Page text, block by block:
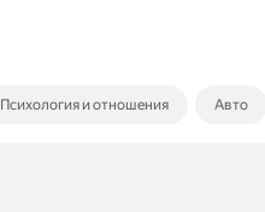
Психология и отношения Авто